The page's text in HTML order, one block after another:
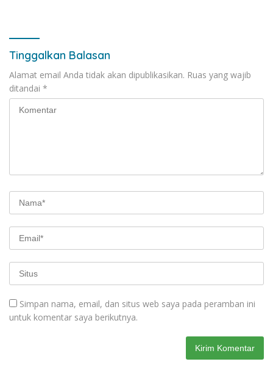
Tinggalkan Balasan
Alamat email Anda tidak akan dipublikasikan. Ruas yang wajib
ditandai *
Simpan nama, email, dan situs web saya pada peramban ini
untuk komentar saya berikutnya.